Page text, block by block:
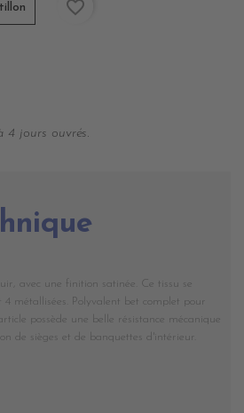
favorite_border
4 jours ouvrés.
avec une finition satinée. Ce tissu se
4 métallisées. Polyvalent bet complet pour
possède une belle résistance mécanique
de sièges et de banquettes d'intérieur.